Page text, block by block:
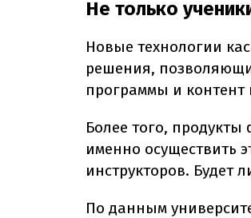
Не только
Новые технологии
решения,
программы и контент
Более того,
именно осуществить
инструкторов. Будет
По данным